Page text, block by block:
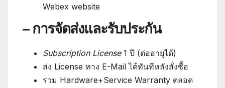
Webex website
– การจัดส่งและรับประกัน
Subscription License1 ปี (ต่ออายุได้)
ส่ง License ทาง E-Mail ได้ทันทีหลังสั่งซื้อ
รวม Hardware+Service Warranty ตลอด